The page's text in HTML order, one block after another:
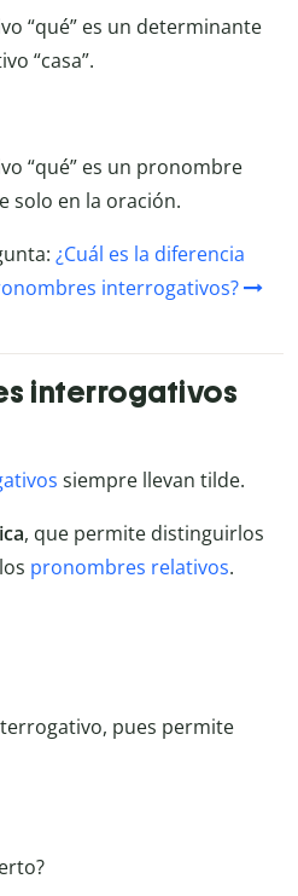
“qué” es un determinante
“casa”.
“qué” es un pronombre
solo en la oración.
¿Cuál es la diferencia
interrogativos?
interrogativos
siempre llevan tilde.
, que permite distinguirlos
pronombres relativos.
pues permite